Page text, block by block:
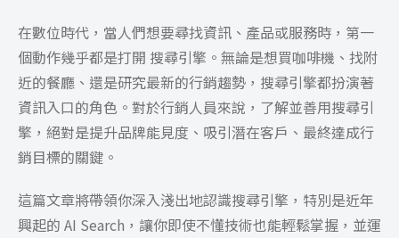
在數位時代，當人們想要尋找資訊、產品或服務時，第一
個動作幾乎都是打開 搜尋引擎。無論是想買咖啡機、找附
近的餐廳、還是研究最新的行銷趨勢，搜尋引擎都扮演著
資訊入口的角色。對於行銷人員來說，了解並善用搜尋引
擎，絕對是提升品牌能見度、吸引潛在客戶、最終達成行
銷目標的關鍵。
這篇文章將帶領你深入淺出地認識搜尋引擎，特別是近年
興起的 AI Search，讓你即使不懂技術也能輕鬆掌握，並運